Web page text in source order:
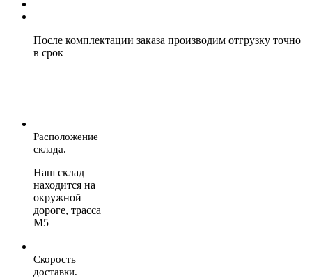
После комплектации заказа производим отгрузку точно
в срок
Расположение
склада.
Наш склад
находится на
окружной
дороге, трасса
М5
Скорость
доставки.